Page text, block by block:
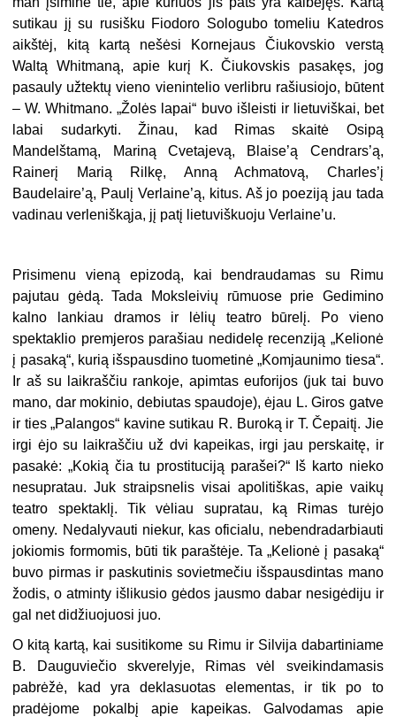
sutikau jį su rusišku Fiodoro Sologubo tomeliu Katedros
aikštėj, kitą kartą nešėsi Kornejaus Čiukovskio verstą
Waltą Whitmaną, apie kurį K. Čiukovskis pasakęs, jog
pasauly užtektų vieno vienintelio verlibru rašiusiojo, būtent
– W. Whitmano. „Žolės lapai“ buvo išleisti ir lietuviškai, bet
labai sudarkyti. Žinau, kad Rimas skaitė Osipą
Mandelštamą, Mariną Cvetajevą, Blaise’ą Cendrars’ą,
Rainerį Marią Rilkę, Anną Achmatovą, Charles’į
Baudelaire’ą, Paulį Verlaine’ą, kitus. Aš jo poeziją jau tada
vadinau verleniškąja, jį patį lietuviškuoju Verlaine’u.
Prisimenu vieną epizodą, kai bendraudamas su Rimu
pajutau gėdą. Tada Moksleivių rūmuose prie Gedimino
kalno lankiau dramos ir lėlių teatro būrelį. Po vieno
spektaklio premjeros parašiau nedidelę recenziją „Kelionė
į pasaką“, kurią išspausdino tuometinė „Komjaunimo tiesa“.
Ir aš su laikraščiu rankoje, apimtas euforijos (juk tai buvo
mano, dar mokinio, debiutas spaudoje), ėjau L. Giros gatve
ir ties „Palangos“ kavine sutikau R. Buroką ir T. Čepaitį. Jie
irgi ėjo su laikraščiu už dvi kapeikas, irgi jau perskaitę, ir
pasakė: „Kokią čia tu prostituciją parašei?“ Iš karto nieko
nesupratau. Juk straipsnelis visai apolitiškas, apie vaikų
teatro spektaklį. Tik vėliau supratau, ką Rimas turėjo
omeny. Nedalyvauti niekur, kas oficialu, nebendradarbiauti
jokiomis formomis, būti tik paraštėje. Ta „Kelionė į pasaką“
buvo pirmas ir paskutinis sovietmečiu išspausdintas mano
žodis, o atminty išlikusio gėdos jausmo dabar nesigėdiju ir
gal net didžiuojuosi juo.
O kitą kartą, kai susitikome su Rimu ir Silvija dabartiniame
B. Dauguviečio skverelyje, Rimas vėl sveikindamasis
pabrėžė, kad yra deklasuotas elementas, ir tik po to
pradėjome pokalbį apie kapeikas. Galvodamas apie